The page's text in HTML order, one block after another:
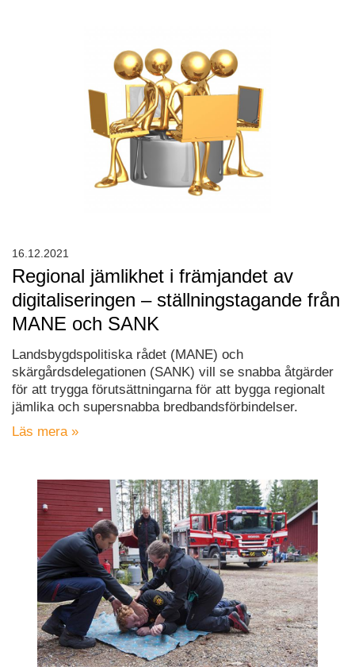
Regional jämlikhet i främjandet av
digitaliseringen – ställningstagande från
MANE och SANK
Landsbygdspolitiska rådet (MANE) och
skärgårdsdelegationen (SANK) vill se snabba åtgärder
för att trygga förutsättningarna för att bygga regionalt
jämlika och supersnabba bredbandsförbindelser.
Läs mera »
16.12.2021